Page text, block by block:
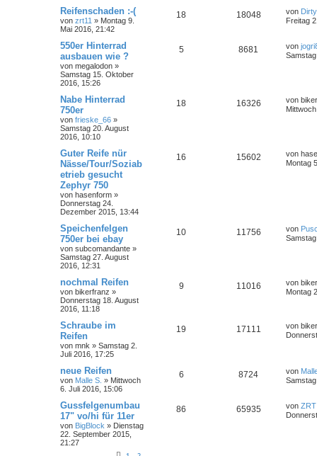
Reifenschaden :-(
von zrt11 » Montag 9.
Mai 2016, 21:42
18 18048 von
Freitag
550er Hinterrad
ausbauen wie ?
von megalodon »
Samstag 15. Oktober
2016, 15:26
5 8681 von
Nabe Hinterrad
750er
von frieske_66 »
Samstag 20. August
2016, 10:10
18 16326 von
Guter Reife nür
Nässe/Tour/Soziab
etrieb gesucht
Zephyr 750
von hasenform »
Donnerstag 24.
Dezember 2015, 13:44
16 15602 von
Montag
Speichenfelgen
750er bei ebay
von subcomandante »
Samstag 27. August
2016, 12:31
10 11756 von
nochmal Reifen
von bikerfranz »
Donnerstag 18. August
2016, 11:18
9 11016 von
Montag
Schraube im
Reifen
von mnk » Samstag 2.
Juli 2016, 17:25
19 17111 von
neue Reifen
von Malle S. » Mittwoch
6. Juli 2016, 15:06
6 8724 von
Gussfelgenumbau
17" vo/hi für 11er
von BigBlock » Dienstag
22. September 2015,
21:27
86 65935 von